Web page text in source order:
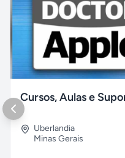
Uberlandia
Minas Gerais